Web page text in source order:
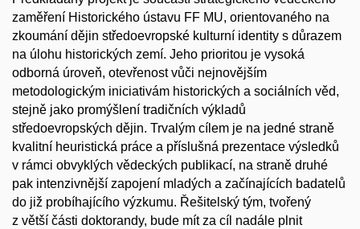
zaměření Historického ústavu FF MU, orientovaného na
zkoumání dějin středoevropské kulturní identity s důrazem
na úlohu historických zemí. Jeho prioritou je vysoká
odborná úroveň, otevřenost vůči nejnovějším
metodologickým iniciativám historických a sociálních věd,
stejně jako promýšlení tradičních výkladů
středoevropských dějin. Trvalým cílem je na jedné straně
kvalitní heuristická práce a příslušná prezentace výsledků
v rámci obvyklých vědeckých publikací, na straně druhé
pak intenzivnější zapojení mladých a začínajících badatelů
do již probíhajícího výzkumu. Řešitelský tým, tvořený
z větší části doktorandy, bude mít za cíl nadále plnit